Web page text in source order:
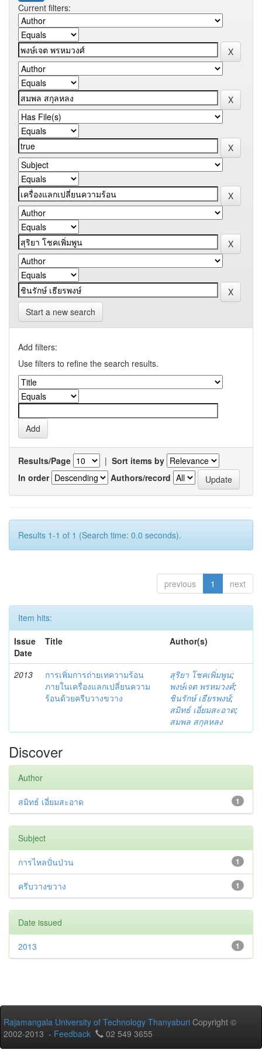
Current filters:
Start a new search
Add filters:
Use filters to refine the search results.
Results/Page | Sort items by
In order
Authors/record
Results 1-1 of 1 (Search time: 0.0 seconds).
previous 1 next
Item hits:
Issue
Date
Title Author(s)
2013
การเพิ่มการถ่ายเทความร้อน
ภายในเครื่องแลกเปลี่ยนความ
ร้อนด้วยครีบวางขวาง
สุริยา โชคเพิ่มพูน;
พงษ์เจต พรหมวงศ์;
ชินรักษ์ เธียรพงษ์;
สมิทธ์ เอี่ยมสะอาด;
สมพล สกุลหลง
Discover
Author
1
สมิทธ์ เอี่ยมสะอาด
Subject
1
การไหลปั่นป่วน
1
ครีบวางขวาง
Date issued
1
2013
Rajamangala University of Technology Thanyaburi Copyright ©
2002-2013 - Feedback 02 549 3655